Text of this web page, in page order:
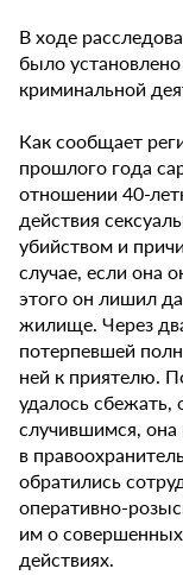
В ходе
было
криминальной
Как сообщает
прошлого года
отношении 40-
действия
убийством и
случае, если она
этого он лишил
жилище. Через
потерпевшей
ней к приятелю.
удалось сбежать,
случившимся,
в
обратились
оперативно-
им о
действиях.